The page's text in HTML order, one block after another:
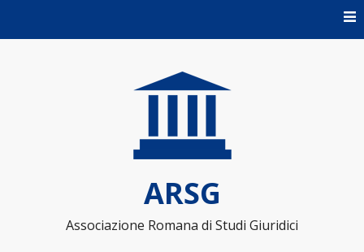
ARSG
Associazione Romana di Studi Giuridici